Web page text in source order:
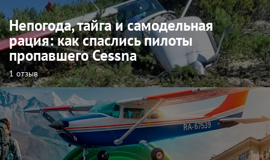
Непогода, тайга и самодельная
рация: как спаслись пилоты
пропавшего Cessna
1 отзыв